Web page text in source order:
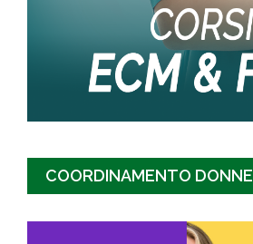
COORDINAMENTO DONNE